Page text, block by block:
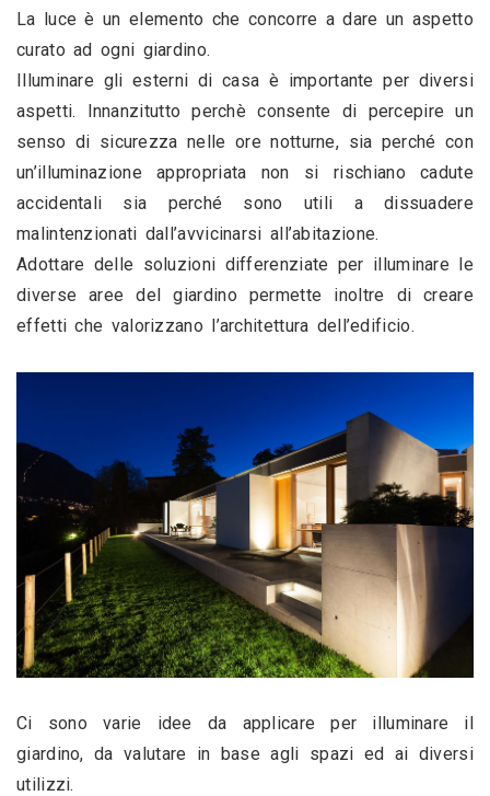
La luce è un elemento che concorre a dare un aspetto
curato ad ogni giardino.
Illuminare gli esterni di casa è importante per diversi
aspetti. Innanzitutto perchè consente di percepire un
senso di sicurezza nelle ore notturne, sia perché con
un’illuminazione appropriata non si rischiano cadute
accidentali sia perché sono utili a dissuadere
malintenzionati dall’avvicinarsi all’abitazione.
Adottare delle soluzioni differenziate per illuminare le
diverse aree del giardino permette inoltre di creare
effetti che valorizzano l’architettura dell’edificio.
Ci sono varie idee da applicare per illuminare il
giardino, da valutare in base agli spazi ed ai diversi
utilizzi.